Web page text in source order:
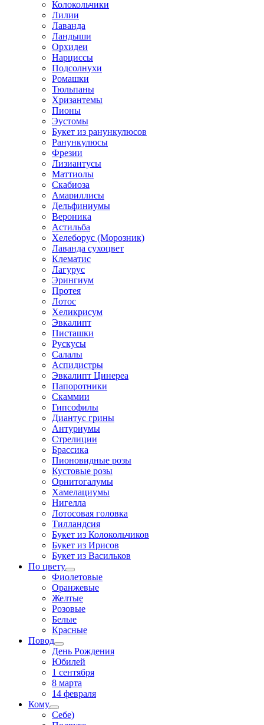
Колокольчики
Лилии
Лаванда
Ландыши
Орхидеи
Нарциссы
Подсолнухи
Ромашки
Тюльпаны
Хризантемы
Пионы
Эустомы
Букет из ранункулюсов
Ранункулюсы
Фрезии
Лизиантусы
Маттиолы
Скабиоза
Амариллисы
Дельфиниумы
Вероника
Астильба
Хелеборус (Морозник)
Лаванда сухоцвет
Клематис
Лагурус
Эрингиум
Протея
Лотос
Хеликрисум
Эвкалипт
Писташки
Рускусы
Салалы
Аспидистры
Эвкалипт Цинереа
Папоротники
Скаммии
Гипсофилы
Диантус грины
Антуриумы
Стрелиции
Брассика
Пионовидные розы
Кустовые розы
Орнитогалумы
Хамелациумы
Нигелла
Лотосовая головка
Тилландсия
Букет из Колокольчиков
Букет из Ирисов
Букет из Васильков
По цвету
Фиолетовые
Оранжевые
Желтые
Розовые
Белые
Красные
Повод
День Рождения
Юбилей
1 сентября
8 марта
14 февраля
Кому
Себе)